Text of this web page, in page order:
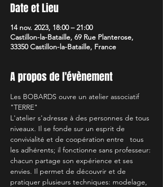
Date et Lieu
14 nov. 2023, 18:00 – 21:00
Castillon-la-Bataille, 69 Rue Planterose,
33350 Castillon-la-Bataille, France
A propos de l'évènement
Les BOBARDS ouvre un atelier associatif
"TERRE"
L'atelier s'adresse à des personnes de tous
niveaux. Il se fonde sur un esprit de
convivialité et de coopération entre   tous
les adhérents; il fonctionne sans professeur:
chacun partage son expérience et ses
envies. Il permet de découvrir et de
pratiquer plusieurs techniques: modelage,